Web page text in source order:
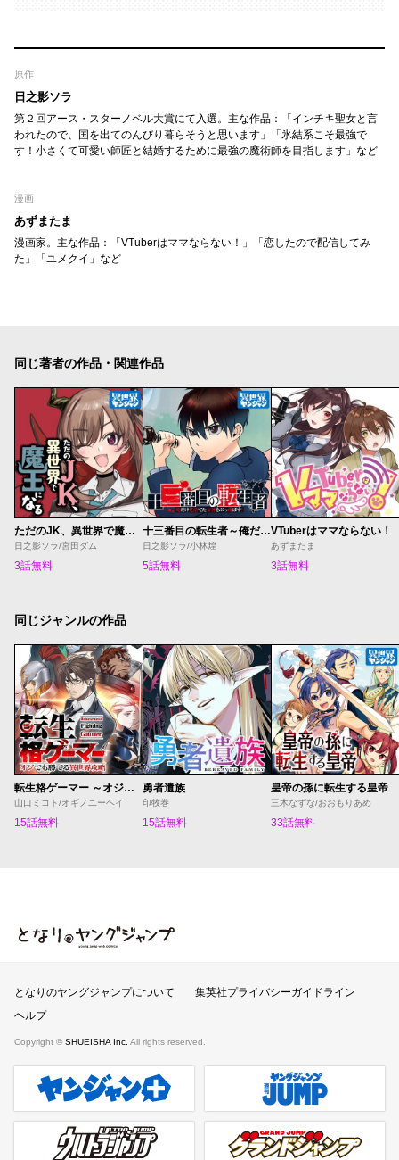
原作
日之影ソラ
第２回アース・スターノベル大賞にて入選。主な作品：「インチキ聖女と言
われたので、国を出てのんびり暮らそうと思います」「氷結系こそ最強で
す！小さくて可愛い師匠と結婚するために最強の魔術師を目指します」など
漫画
あずまたま
漫画家。主な作品：「VTuberはママならない！」「恋したので配信してみ
た」「ユメクイ」など
同じ著者の作品・関連作品
ただのJK、異世界で魔王になる
日之影ソラ/宮田ダム
3話無料
十三番目の転生者～俺だけ見捨てた女神をぶっ飛ばす！～
日之影ソラ/小林煌
5話無料
VTuberはママならない！
あずまたま
3話無料
同じジャンルの作品
転生格ゲーマー ～オジでも勝てる異世界攻略～
山口ミコト/オギノユーヘイ
15話無料
勇者遺族
印牧巻
15話無料
皇帝の孫に転生する皇帝
三木なずな/おおもりあめ
33話無料
となりのヤングジャンプ
となりのヤングジャンプについて
集英社プライバシーガイドライン
ヘルプ
Copyright © SHUEISHA Inc. All rights reserved.
ヤンジャンプラス 週刊ヤングジャンプ公式サイト
ウルトラジャンプ グランドジャンプ